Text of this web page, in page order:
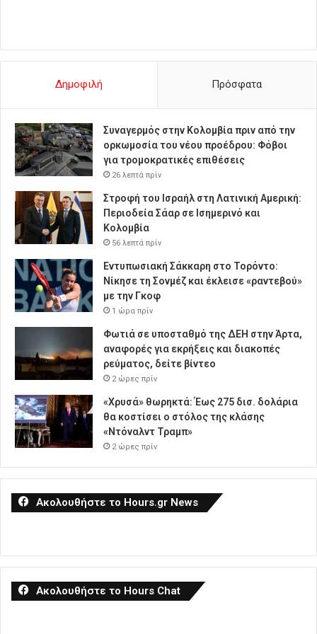
Δημοφιλή Πρόσφατα
Συναγερμός στην Κολομβία πριν από την
ορκωμοσία του νέου προέδρου: Φόβοι
για τρομοκρατικές επιθέσεις
26 λεπτά πρίν
Στροφή του Ισραήλ στη Λατινική Αμερική:
Περιοδεία Σάαρ σε Ισημερινό και
Κολομβία
56 λεπτά πρίν
Εντυπωσιακή Σάκκαρη στο Τορόντο:
Νίκησε τη Σονμέζ και έκλεισε «ραντεβού»
με την Γκοφ
1 ώρα πρίν
Φωτιά σε υποσταθμό της ΔΕΗ στην Άρτα,
αναφορές για εκρήξεις και διακοπές
ρεύματος, δείτε βίντεο
2 ώρες πρίν
«Χρυσά» θωρηκτά: Έως 275 δισ. δολάρια
θα κοστίσει ο στόλος της κλάσης
«Ντόναλντ Τραμπ»
2 ώρες πρίν
Ακολουθήστε το Hours.gr News
Ακολουθήστε το Hours Chat